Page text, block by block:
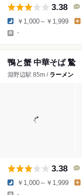
3.38
￥1,000～￥1,999
-
鴨と蟹 中華そば 鷙
淵野辺駅 85m / ラーメン
3.38
￥1,000～￥1,999